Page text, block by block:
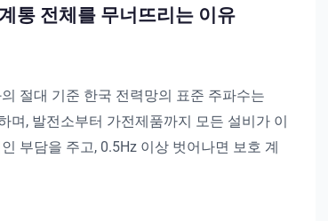
통 전체를 무너뜨리는 이유
절대 기준 한국 전력망의 표준 주파수는
며, 발전소부터 가전제품까지 모든 설비가 이
부담을 주고, 0.5Hz 이상 벗어나면 보호 계